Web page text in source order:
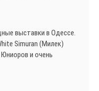
выставки в Одессе.
Simuran (Милек)
и очень